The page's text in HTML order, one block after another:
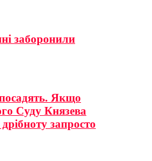
заборонили
Якщо
Суду Князева
запросто